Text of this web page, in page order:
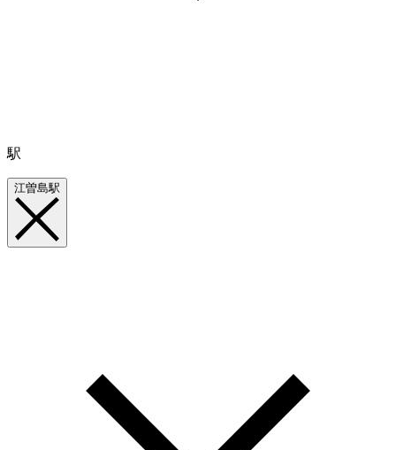
駅
江曽島駅